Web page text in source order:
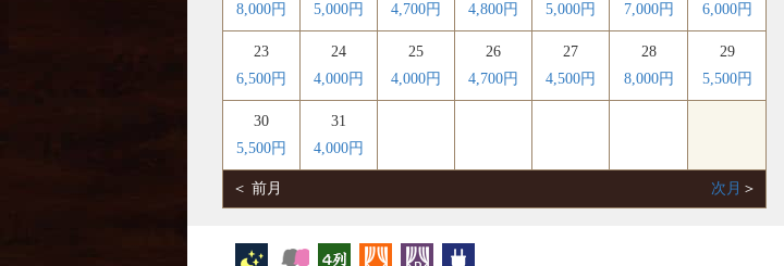
8,000円
5,000円
4,700円
4,800円
5,000円
7,000円
6,000円
23
6,500円
24
4,000円
25
4,000円
26
4,700円
27
4,500円
28
8,000円
29
5,500円
30
5,500円
31
4,000円
＜ 前月 次月 ＞
夜行バス女性安心横4列 カーテンパーソナルカーテン